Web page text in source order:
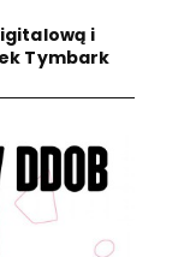
i
Tymbark